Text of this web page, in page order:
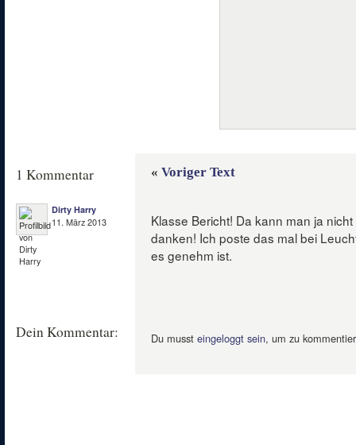
1 Kommentar « Voriger Text
Dirty Harry
11. März 2013
Klasse Bericht! Da kann man ja
danken! Ich poste das mal bei
es genehm ist.
Dein Kommentar: Du musst eingeloggt sein, um zu